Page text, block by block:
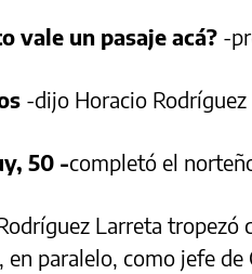
vale un pasaje acá? -
-dijo Horacio Rodríguez
50 -completó el
Larreta
en paralelo, como jefe